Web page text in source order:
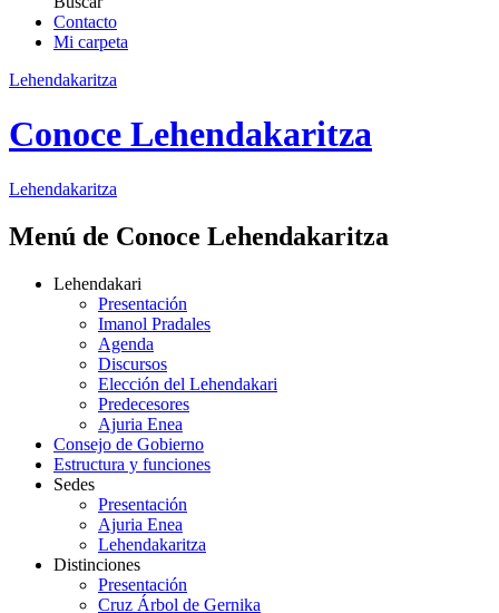
Contacto
Mi carpeta
Lehendakaritza
Conoce Lehendakaritza
Lehendakaritza
Menú de Conoce Lehendakaritza
Lehendakari
Presentación
Imanol Pradales
Agenda
Discursos
Elección del Lehendakari
Predecesores
Ajuria Enea
Consejo de Gobierno
Estructura y funciones
Sedes
Presentación
Ajuria Enea
Lehendakaritza
Distinciones
Presentación
Cruz Árbol de Gernika